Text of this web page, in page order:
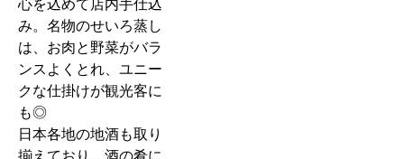
心を込めて店内手仕込
み。名物のせいろ蒸し
は、お肉と野菜がバラ
ンスよくとれ、ユニー
クな仕掛けが観光客に
も◎
日本各地の地酒も取り
揃えており、酒の肴に